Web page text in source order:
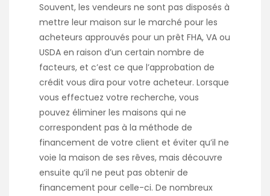
Souvent, les vendeurs ne sont pas disposés à
mettre leur maison sur le marché pour les
acheteurs approuvés pour un prêt FHA, VA ou
USDA en raison d’un certain nombre de
facteurs, et c’est ce que l’approbation de
crédit vous dira pour votre acheteur. Lorsque
vous effectuez votre recherche, vous
pouvez éliminer les maisons qui ne
correspondent pas à la méthode de
financement de votre client et éviter qu’il ne
voie la maison de ses rêves, mais découvre
ensuite qu’il ne peut pas obtenir de
financement pour celle-ci. De nombreux